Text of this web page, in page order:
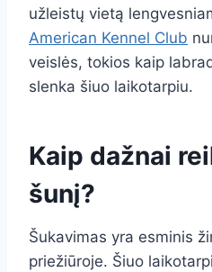
užleistų vietą
American Kennel Club
veislės, tokios kaip
slenka šiuo laikotarpiu.
Kaip dažnai
šunį?
Šukavimas yra esminis
priežiūroje. Šiuo